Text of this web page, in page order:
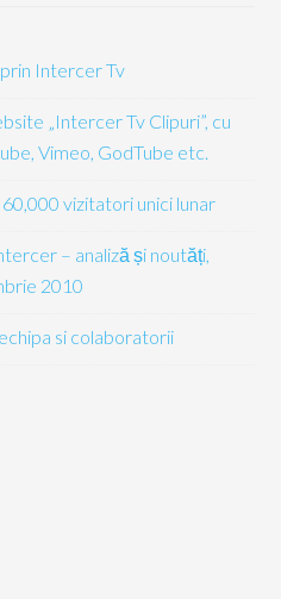
Intercer Tv
„Intercer Tv Clipuri”, cu
Vimeo, GodTube etc.
vizitatori unici lunar
– analiză și noutăți,
2010
si colaboratorii